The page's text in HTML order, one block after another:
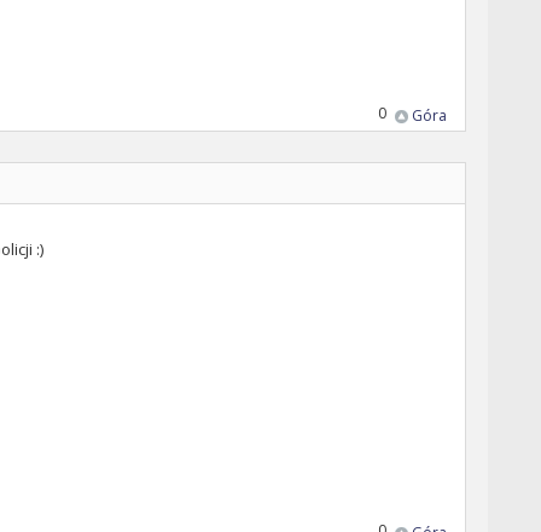
Góra
0
:)